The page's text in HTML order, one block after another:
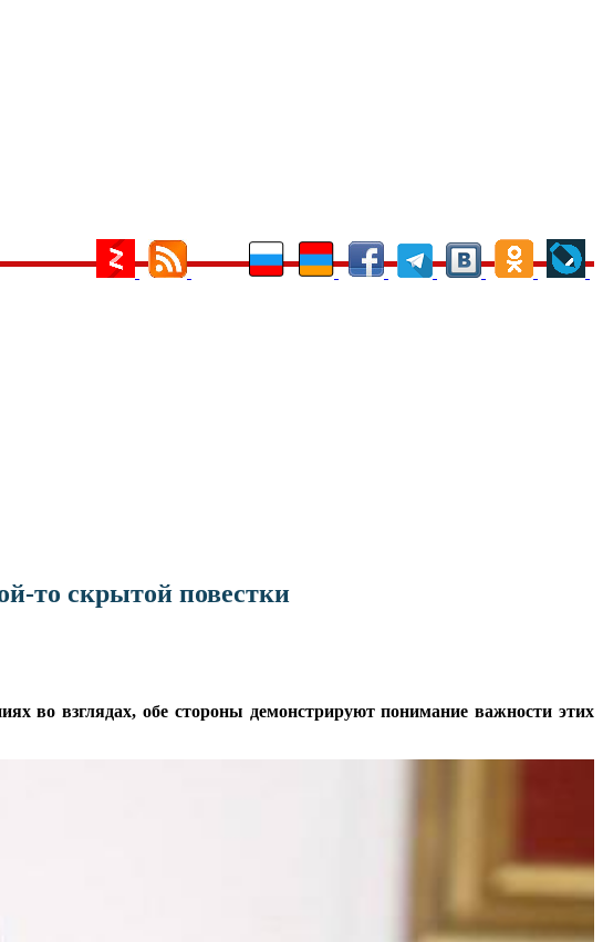
то скрытой повестки
во взглядах, обе стороны демонстрируют понимание важности этих